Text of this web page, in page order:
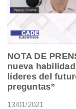
NOTA DE
nueva
líderes del
preguntas”
13/01/2021